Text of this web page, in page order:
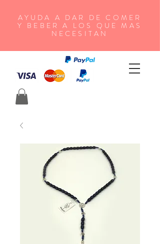
AYUDA A DAR DE COMER
Y BEBER A LOS QUE MAS
NECESITAN